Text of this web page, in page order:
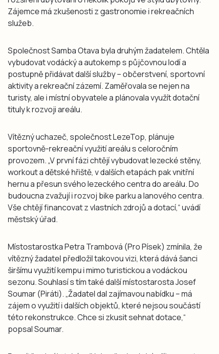
Zájemce má zkušenosti z gastronomie i rekreačních
služeb.
Společnost Samba Otava byla druhým žadatelem. Chtěla
vybudovat vodácký a autokemp s půjčovnou lodí a
postupně přidávat další služby – občerstvení, sportovní
aktivity a rekreační zázemí. Zaměřovala se nejen na
turisty, ale i místní obyvatele a plánovala využít dotační
tituly k rozvoji areálu.
Vítězný uchazeč, společnost LezeTop, plánuje
sportovně-rekreační využití areálu s celoročním
provozem. „V první fázi chtějí vybudovat lezecké stěny,
workout a dětské hřiště, v dalších etapách pak vnitřní
hernu a přesun svého lezeckého centra do areálu. Do
budoucna zvažují i rozvoj bike parku a lanového centra.
Vše chtějí financovat z vlastních zdrojů a dotací,“ uvádí
městský úřad.
Místostarostka Petra Trambová (Pro Písek) zmínila, že
vítězný žadatel předložil takovou vizi, která dává šanci
širšímu využití kempu i mimo turistickou a vodáckou
sezonu. Souhlasí s tím také další místostarosta Josef
Soumar (Piráti). „Žadatel dal zajímavou nabídku – má
zájem o využití i dalších objektů, které nejsou součástí
této rekonstrukce. Chce si zkusit sehnat dotace,“
popsal Soumar.